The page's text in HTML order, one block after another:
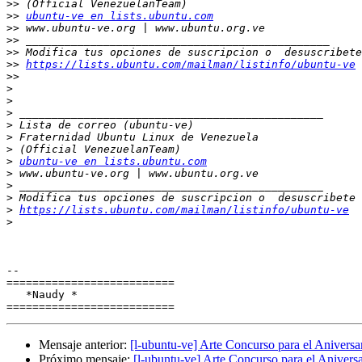
>>
>> ubuntu-ve en lists.ubuntu.com
>>
>>
>>
>> https://lists.ubuntu.com/mailman/listinfo/ubuntu-ve
>>
>
>
>
>
>
>
> ubuntu-ve en lists.ubuntu.com
>
>
>
> https://lists.ubuntu.com/mailman/listinfo/ubuntu-ve
>
--
==========================
Mensaje anterior: [l-ubuntu-ve] Arte Concurso para el